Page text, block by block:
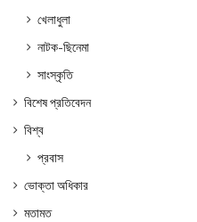
খেলাধুলা
নাটক-ছিনেমা
সাংস্কৃতি
বিশেষ প্রতিবেদন
বিশ্ব
প্রবাস
ভোক্তা অধিকার
মতামত